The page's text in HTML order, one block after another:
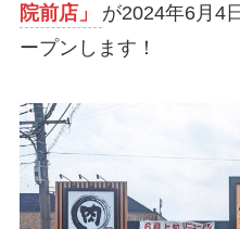
院前店」
が2024年6月4
ープンします！